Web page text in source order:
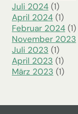
Juli 2024 (1)
April 2024 (1)
Februar 2024 (1)
November 2023
Juli 2023 (1)
April 2023 (1)
März 2023 (1)